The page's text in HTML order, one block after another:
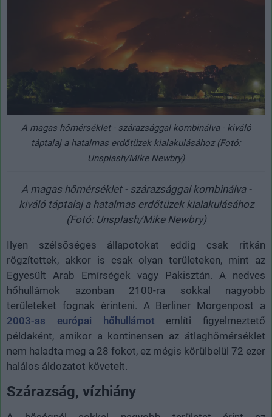
A magas hőmérséklet - szárazsággal kombinálva - kiváló
táptalaj a hatalmas erdőtüzek kialakulásához (Fotó:
Unsplash/Mike Newbry)
A magas hőmérséklet - szárazsággal kombinálva -
kiváló táptalaj a hatalmas erdőtüzek kialakulásához
(Fotó: Unsplash/Mike Newbry)
Ilyen szélsőséges állapotokat eddig csak ritkán
rögzítettek, akkor is csak olyan területeken, mint az
Egyesült Arab Emírségek vagy Pakisztán. A nedves
hőhullámok azonban 2100-ra sokkal nagyobb
területeket fognak érinteni. A Berliner Morgenpost a
2003-as európai hőhullámot említi figyelmeztető
példaként, amikor a kontinensen az átlaghőmérséklet
nem haladta meg a 28 fokot, ez mégis körülbelül 72 ezer
halálos áldozatot követelt.
Szárazság, vízhiány